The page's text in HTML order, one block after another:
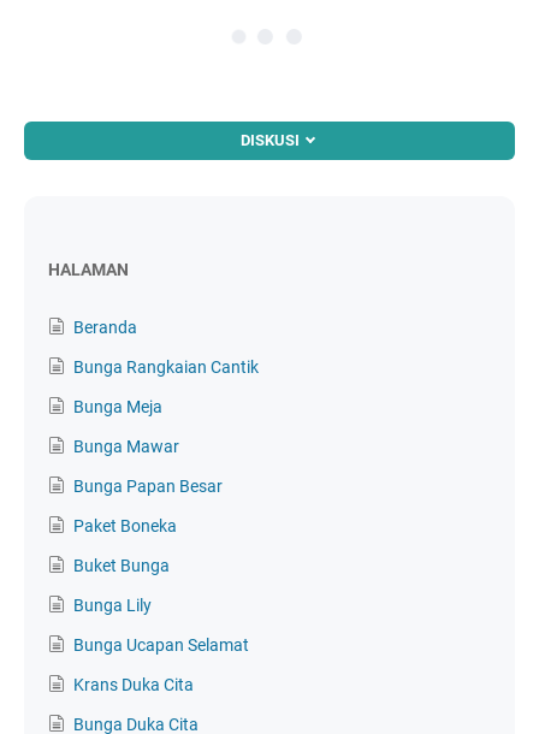
DISKUSI
HALAMAN
Beranda
Bunga Rangkaian Cantik
Bunga Meja
Bunga Mawar
Bunga Papan Besar
Paket Boneka
Buket Bunga
Bunga Lily
Bunga Ucapan Selamat
Krans Duka Cita
Bunga Duka Cita